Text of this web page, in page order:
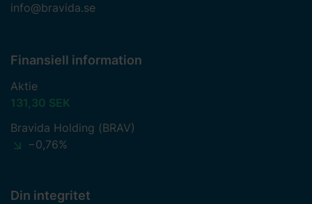
info@bravida.se
Finansiell information
Aktie
131,30 SEK
Bravida Holding (BRAV)
−0,76%
Din integritet